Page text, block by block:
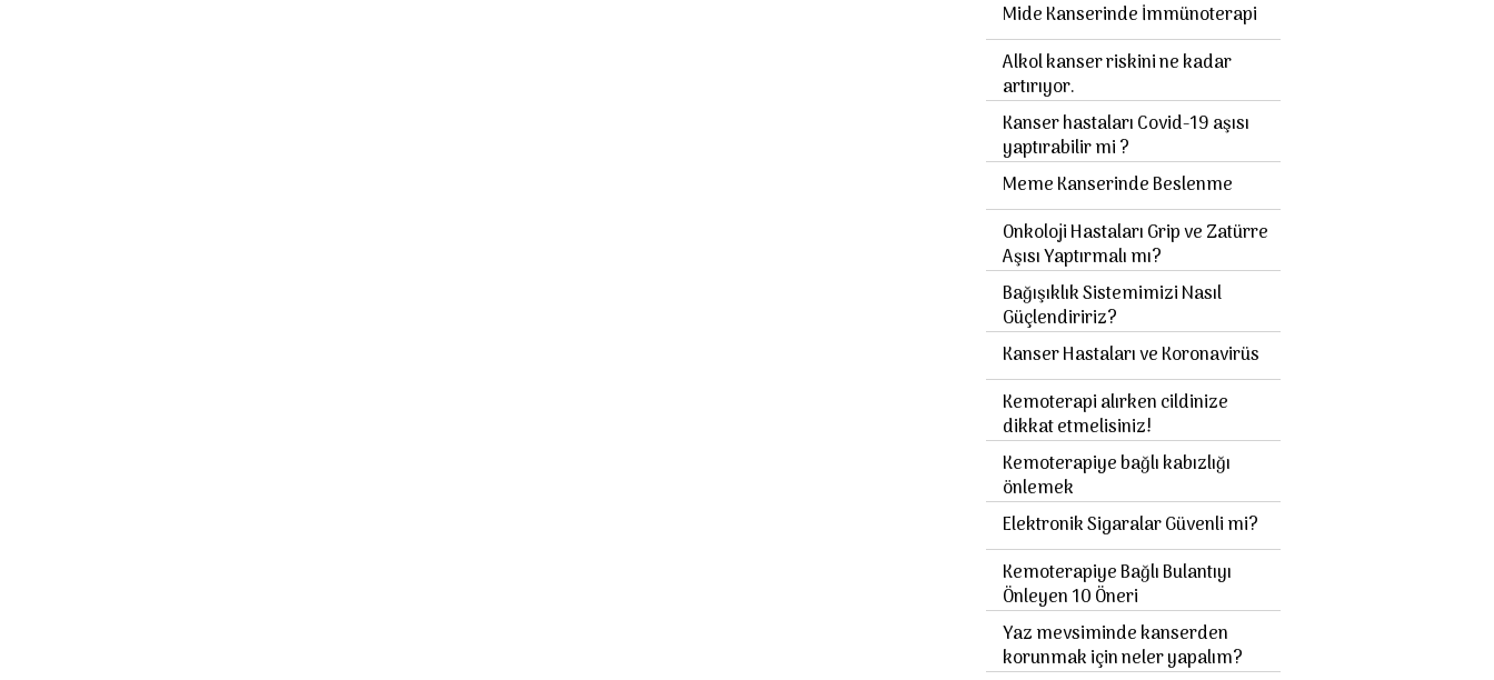
Mide Kanserinde İmmünoterapi
Alkol kanser riskini ne kadar
artırıyor.
Kanser hastaları Covid-19 aşısı
yaptırabilir mi ?
Meme Kanserinde Beslenme
Onkoloji Hastaları Grip ve Zatürre
Aşısı Yaptırmalı mı?
Bağışıklık Sistemimizi Nasıl
Güçlendiririz?
Kanser Hastaları ve Koronavirüs
Kemoterapi alırken cildinize
dikkat etmelisiniz!
Kemoterapiye bağlı kabızlığı
önlemek
Elektronik Sigaralar Güvenli mi?
Kemoterapiye Bağlı Bulantıyı
Önleyen 10 Öneri
Yaz mevsiminde kanserden
korunmak için neler yapalım?